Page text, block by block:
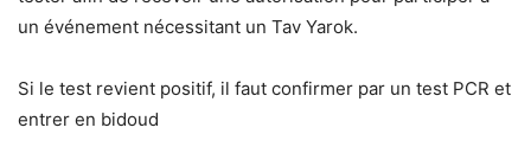
un événement nécessitant un Tav Yarok.
Si le test revient positif, il faut confirmer par un test PCR et
entrer en bidoud